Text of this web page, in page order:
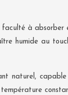
à
humide au
naturel,